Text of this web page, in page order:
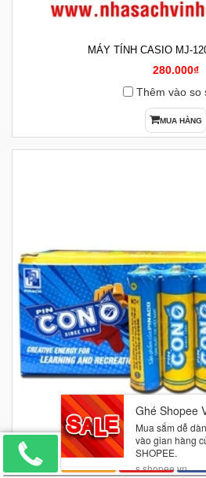
MÁY TÍNH CASIO MJ-
280.000₫
Thêm vào so
MUA HÀNG